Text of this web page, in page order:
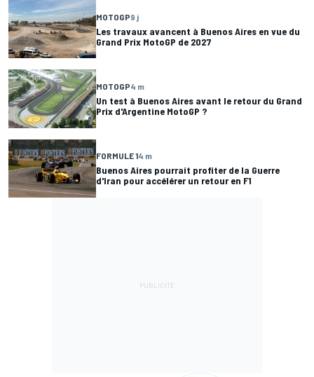
MOTOGP9 j
Les travaux avancent à Buenos Aires en vue du
Grand Prix MotoGP de 2027
MOTOGP4 m
Un test à Buenos Aires avant le retour du Grand
Prix d'Argentine MotoGP ?
FORMULE 14 m
Buenos Aires pourrait profiter de la Guerre
d'Iran pour accélérer un retour en F1